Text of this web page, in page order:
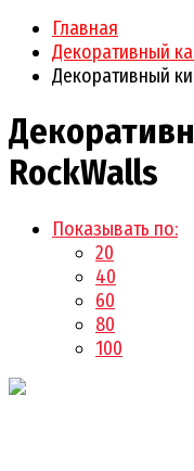
Главная
Декоративный
Декоративный
RockWalls
Показывать по:
20
40
60
80
100